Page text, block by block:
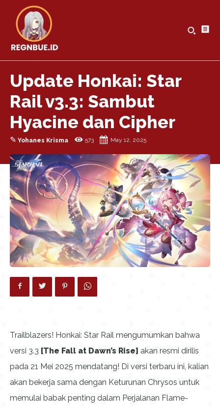
Update Honkai: Star
Rail v3.3: Sambut
Hyacine dan Cipher
✎ Yohanes Krisma 573 May 12, 2025
Trailblazers! Honkai: Star Rail mengumumkan bahwa
versi 3.3 [The Fall at Dawn’s Rise] akan resmi dirilis
pada 21 Mei 2025 mendatang! Di versi terbaru ini, kalian
akan bekerja sama dengan Keturunan Chrysos untuk
memulai babak penting dalam Perjalanan Flame-